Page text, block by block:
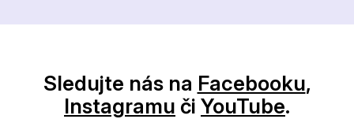
Sledujte nás na Facebooku,
Instagramu či YouTube.